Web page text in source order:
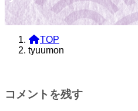
TOP
tyuumon
コメントを残す